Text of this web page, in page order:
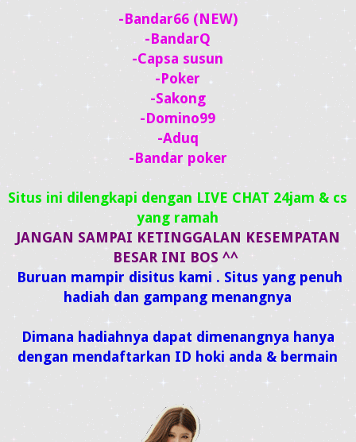
-Bandar66 (NEW)
-BandarQ
-Capsa susun
-Poker
-Sakong
-Domino99
-Aduq
-Bandar poker
Situs ini dilengkapi dengan LIVE CHAT 24jam & cs
yang ramah
JANGAN SAMPAI KETINGGALAN KESEMPATAN
BESAR INI BOS ^^
Buruan mampir disitus kami . Situs yang penuh
hadiah dan gampang menangnya
Dimana hadiahnya dapat dimenangnya hanya
dengan mendaftarkan ID hoki anda & bermain